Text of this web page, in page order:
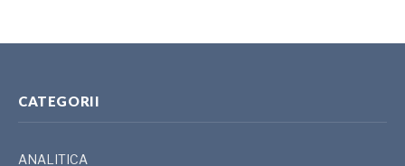
CATEGORII
ANALITICA